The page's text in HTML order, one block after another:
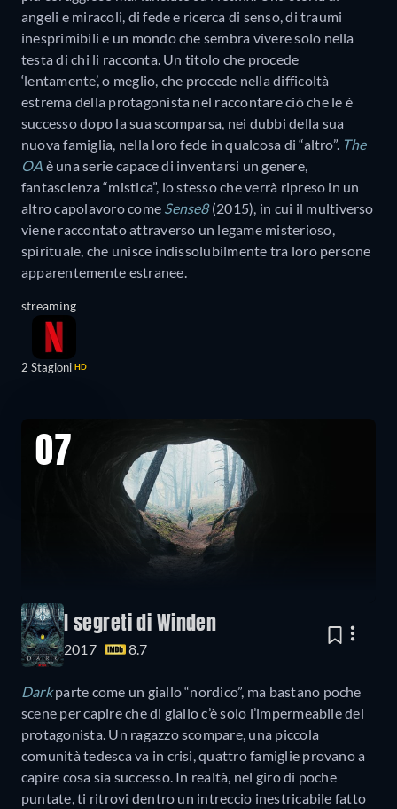
angeli e miracoli, di fede e ricerca di senso, di traumi
inesprimibili e un mondo che sembra vivere solo nella
testa di chi li racconta. Un titolo che procede
‘lentamente’, o meglio, che procede nella difficoltà
estrema della protagonista nel raccontare ciò che le è
successo dopo la sua scomparsa, nei dubbi della sua
nuova famiglia, nella loro fede in qualcosa di “altro”. The
OA è una serie capace di inventarsi un genere,
fantascienza “mistica”, lo stesso che verrà ripreso in un
altro capolavoro come Sense8 (2015), in cui il multiverso
viene raccontato attraverso un legame misterioso,
spirituale, che unisce indissolubilmente tra loro persone
apparentemente estranee.
streaming
2 Stagioni HD
07
I segreti di Winden
2017 8.7
Dark parte come un giallo “nordico”, ma bastano poche
scene per capire che di giallo c’è solo l’impermeabile del
protagonista. Un ragazzo scompare, una piccola
comunità tedesca va in crisi, quattro famiglie provano a
capire cosa sia successo. In realtà, nel giro di poche
puntate, ti ritrovi dentro un intreccio inestricabile fatto